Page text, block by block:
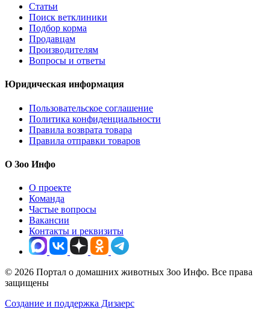
Статьи
Поиск ветклиники
Подбор корма
Продавцам
Производителям
Вопросы и ответы
Юридическая информация
Пользовательское соглашение
Политика конфиденциальности
Правила возврата товара
Правила отправки товаров
О Зоо Инфо
О проекте
Команда
Частые вопросы
Вакансии
Контакты и реквизиты
© 2026 Портал о домашних животных Зоо Инфо. Все права
защищены
Создание и поддержка Дизаерс